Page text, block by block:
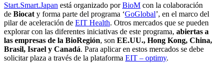
Start.Smart.Japan está organizado porBioM con la colaboración
de Biocat y forma parte del programa ‘GoGlobal’, en el marco del
pilar de aceleración de EIT Health. Otros mercados que se pueden
explorar con las diferentes iniciativas de este programa, abiertas a
las empresas de la BioRegión, son EE.UU., Hong Kong, China,
Brasil, Israel y Canadá. Para aplicar en estos mercados se debe
solicitar plaza a través de la plataforma EIT – optimy.